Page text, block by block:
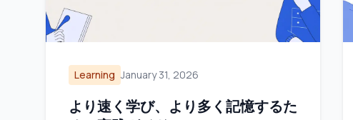
Learning January 31, 2026
より速く学び、より多く記憶するた